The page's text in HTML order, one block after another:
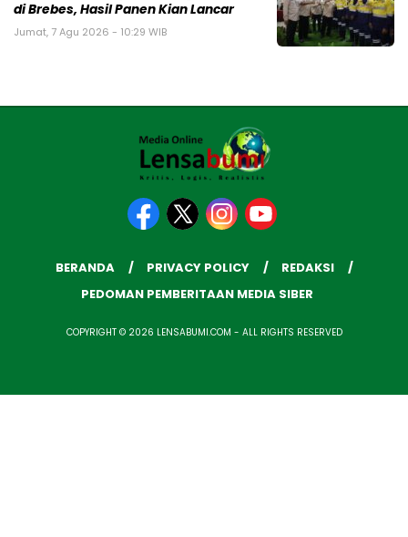
di Brebes, Hasil Panen Kian Lancar
Jumat, 7 Agu 2026 - 10:29 WIB
BERANDA PRIVACY POLICY
REDAKSI
PEDOMAN PEMBERITAAN MEDIA SIBER
COPYRIGHT © 2026 LENSABUMI.COM - ALL RIGHTS RESERVED